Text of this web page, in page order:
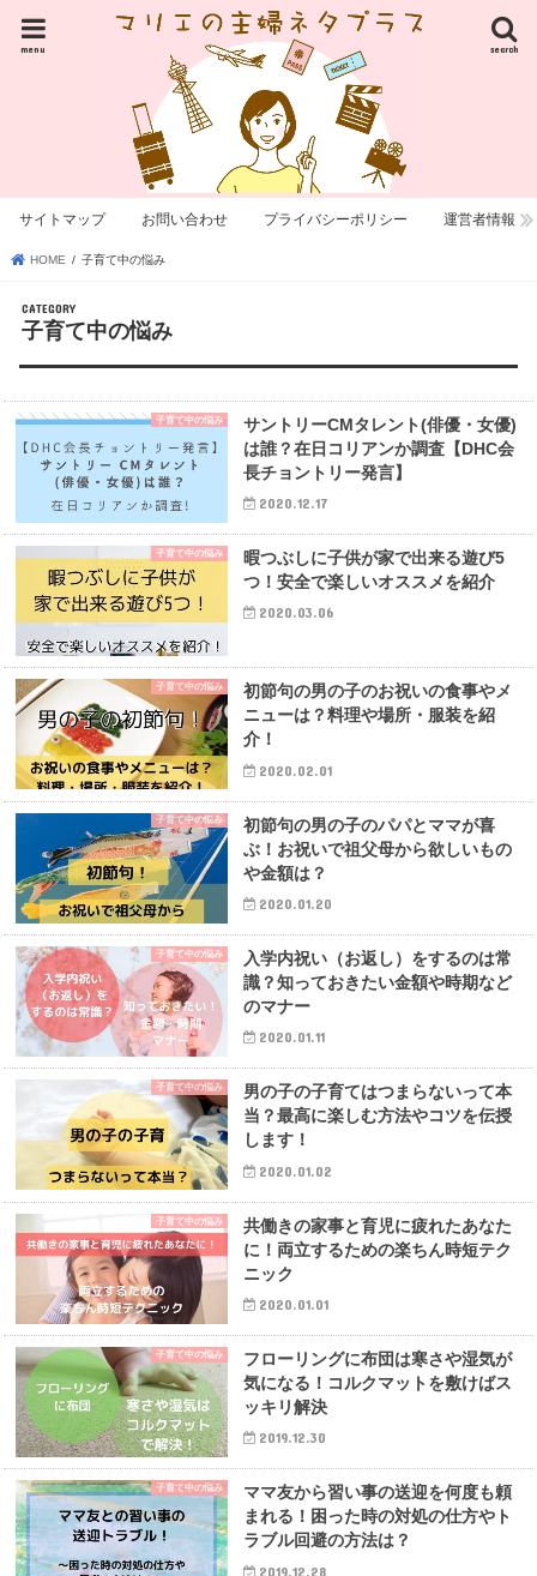
search
menu
サイトマップ お問い合わせ プライバシーポリシー 運営者情報
HOME 子育て中の悩み
子育て中の悩み
子育て中の悩み
サントリーCMタレント(俳優・女優)
は誰？在日コリアンか調査【DHC会
長チョントリー発言】
2020.12.17
子育て中の悩み
暇つぶしに子供が家で出来る遊び5
つ！安全で楽しいオススメを紹介
2020.03.06
子育て中の悩み
初節句の男の子のお祝いの食事やメ
ニューは？料理や場所・服装を紹
介！
2020.02.01
子育て中の悩み
初節句の男の子のパパとママが喜
ぶ！お祝いで祖父母から欲しいもの
や金額は？
2020.01.20
子育て中の悩み
入学内祝い（お返し）をするのは常
識？知っておきたい金額や時期など
のマナー
2020.01.11
子育て中の悩み
男の子の子育てはつまらないって本
当？最高に楽しむ方法やコツを伝授
します！
2020.01.02
子育て中の悩み
共働きの家事と育児に疲れたあなた
に！両立するための楽ちん時短テク
ニック
2020.01.01
子育て中の悩み
フローリングに布団は寒さや湿気が
気になる！コルクマットを敷けばス
ッキリ解決
2019.12.30
子育て中の悩み
ママ友から習い事の送迎を何度も頼
まれる！困った時の対処の仕方やト
ラブル回避の方法は？
2019.12.28